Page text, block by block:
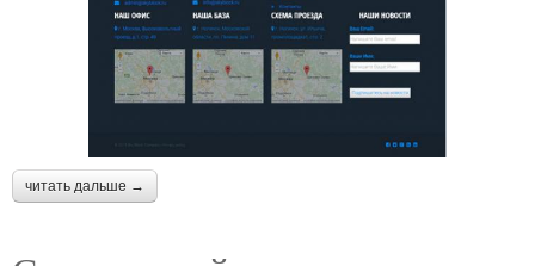
читать дальше →